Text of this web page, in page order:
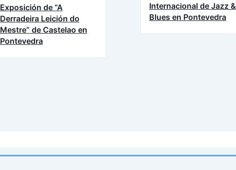
Exposición de “A
Derradeira Leición do
Mestre” de Castelao en
Pontevedra
Internacional de Jazz &
Blues en Pontevedra